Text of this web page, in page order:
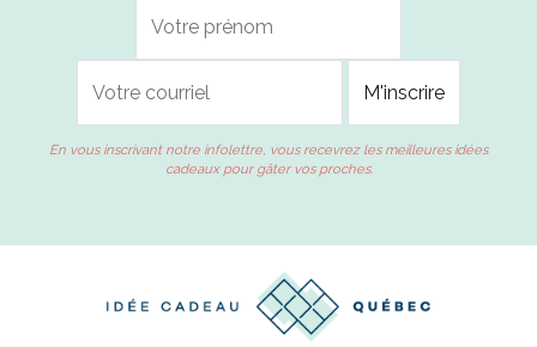
En vous inscrivant notre infolettre, vous recevrez les meilleures idées
cadeaux pour gâter vos proches.